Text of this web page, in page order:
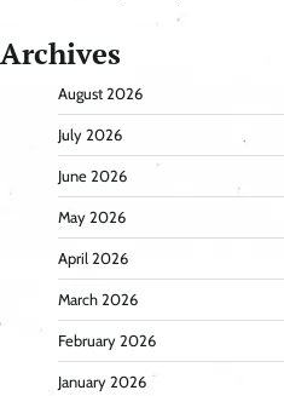
Archives
August 2026
July 2026
June 2026
May 2026
April 2026
March 2026
February 2026
January 2026